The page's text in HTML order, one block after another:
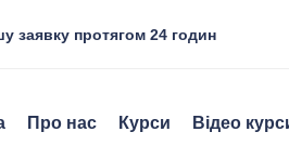
заявку протягом 24 годин
Про нас Курси Відео